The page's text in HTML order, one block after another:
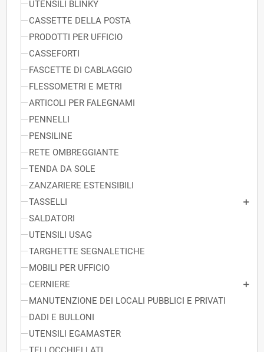
UTENSILI BLINKY
CASSETTE DELLA POSTA
PRODOTTI PER UFFICIO
CASSEFORTI
FASCETTE DI CABLAGGIO
FLESSOMETRI E METRI
ARTICOLI PER FALEGNAMI
PENNELLI
PENSILINE
RETE OMBREGGIANTE
TENDA DA SOLE
ZANZARIERE ESTENSIBILI
TASSELLI
SALDATORI
UTENSILI USAG
TARGHETTE SEGNALETICHE
MOBILI PER UFFICIO
CERNIERE
MANUTENZIONE DEI LOCALI PUBBLICI E PRIVATI
DADI E BULLONI
UTENSILI EGAMASTER